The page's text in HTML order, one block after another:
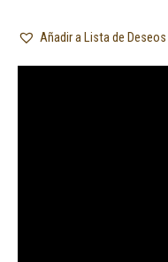
Añadir a Lista de Deseos